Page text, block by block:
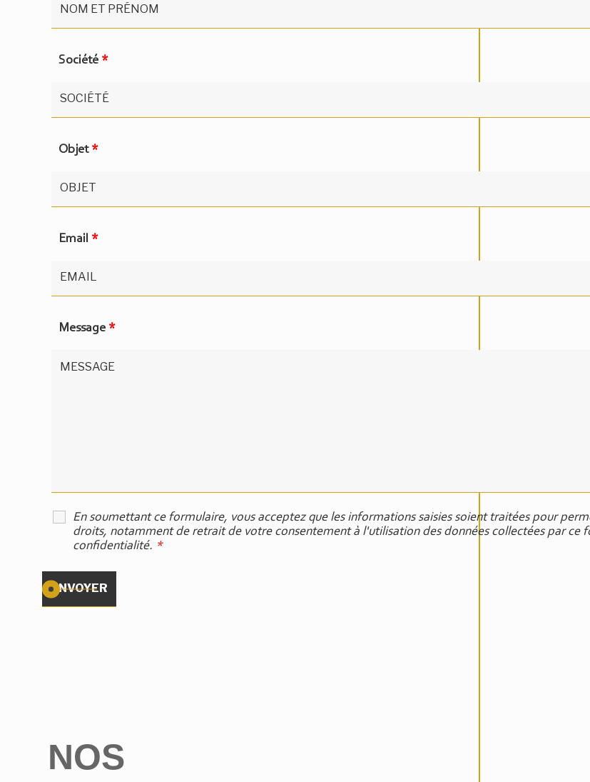
Société *
Objet *
Email *
Message *
En soumettant ce formulaire, vous acceptez que les informations saisies soient traitées pour
droits, notamment de retrait de votre consentement à l'utilisation des données collectées par ce
confidentialité. *
NOS